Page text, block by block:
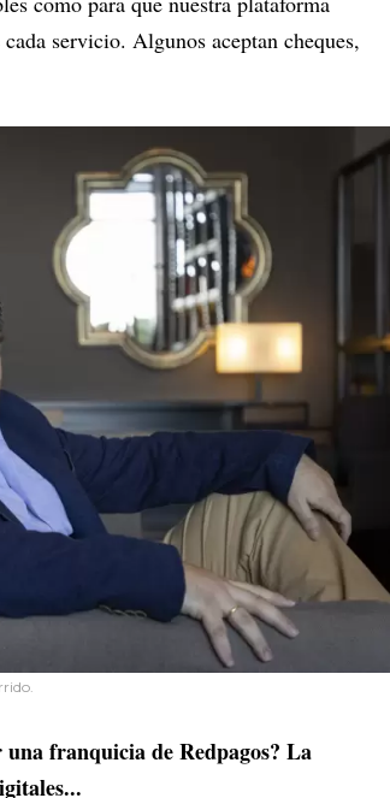
servicio. Algunos aceptan cheques,
franquicia de Redpagos? La